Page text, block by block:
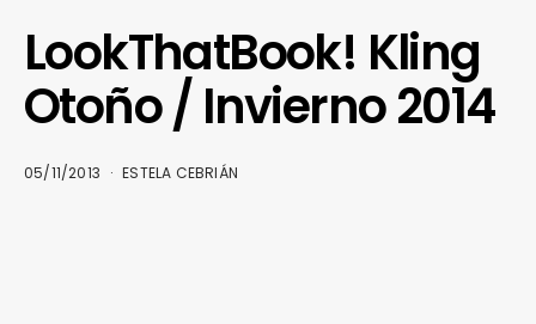
LookThatBook! Kling
Otoño / Invierno 2014
05/11/2013 ESTELA CEBRIÁN